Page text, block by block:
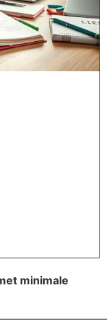
minimale